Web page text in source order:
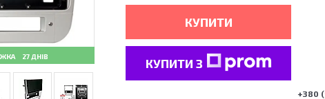
27 ДНІВ
КУПИТИ
КУПИТИ З
+380